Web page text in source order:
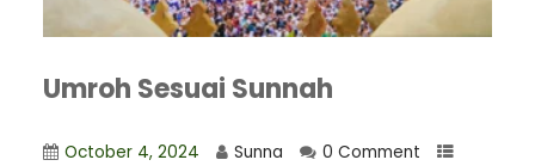
Umroh Sesuai Sunnah
October 4, 2024 Sunna
0 Comment